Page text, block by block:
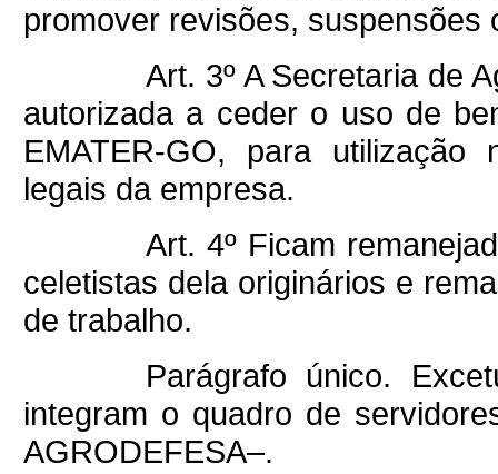
promover revisões, suspensões
Art. 3º A Secretaria de
autorizada a ceder o uso de
EMATER-GO, para utilização
legais da empresa.
Art. 4º Ficam
celetistas dela originários e
de trabalho.
Parágrafo único.
integram o quadro de
AGRODEFESA–.